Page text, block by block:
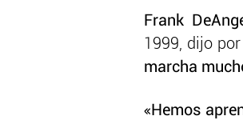
Frank
1999, dijo
marcha
«Hemos